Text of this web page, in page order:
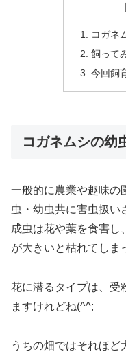
コガネ
飼って
今回飼
コガネムシの
一般的に農業や趣味の
虫・幼虫共に害虫扱い
成虫は花や葉を食害し
が大きいと枯れてしま
花に潜るタイプは、受
ますけれどね(^^;
うちの畑ではそれほど